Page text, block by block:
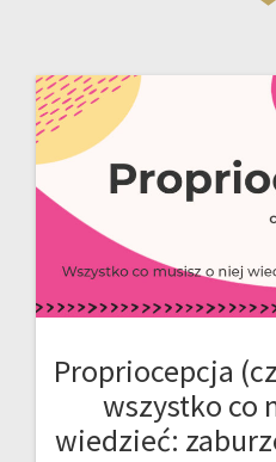
Propriocepcja
wszystko co
wiedzieć: